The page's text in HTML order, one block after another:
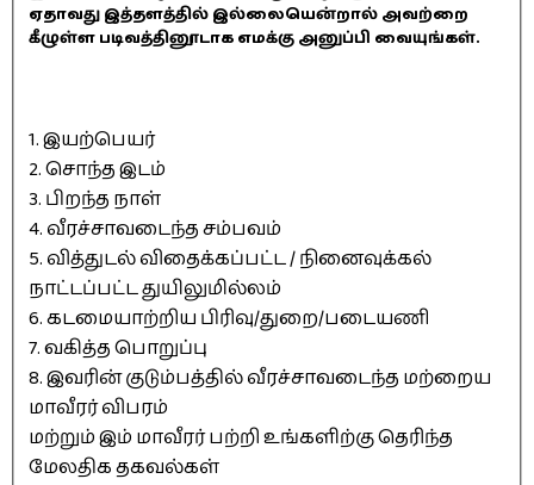
ஏதாவது இத்தளத்தில் இல்லையென்றால் அவற்றை
கீழுள்ள படிவத்தினூடாக எமக்கு அனுப்பி வையுங்கள்.
1. இயற்பெயர்
2. சொந்த இடம்
3. பிறந்த நாள்
4. வீரச்சாவடைந்த சம்பவம்
5. வித்துடல் விதைக்கப்பட்ட / நினைவுக்கல்
நாட்டப்பட்ட துயிலுமில்லம்
6. கடமையாற்றிய பிரிவு/துறை/படையணி
7. வகித்த பொறுப்பு
8. இவரின் குடும்பத்தில் வீரச்சாவடைந்த மற்றைய
மாவீரர் விபரம்
மற்றும் இம் மாவீரர் பற்றி உங்களிற்கு தெரிந்த
மேலதிக தகவல்கள்